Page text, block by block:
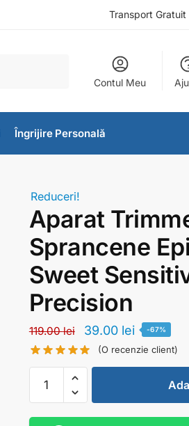
Transport
Contul Meu
Îngrijire Personală
Reduceri!
Aparat
Sprancene
Sweet
Precision
119.00lei 39.00 lei -67%
(O recenzie client)